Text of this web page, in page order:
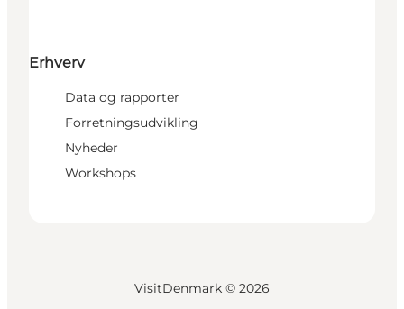
Erhverv
Data og rapporter
Forretningsudvikling
Nyheder
Workshops
VisitDenmark © 2026